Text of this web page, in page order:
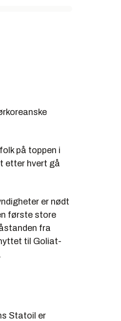
på toppen i
etter hvert gå
er nødt
første store
fra
til Goliat-
Statoil er